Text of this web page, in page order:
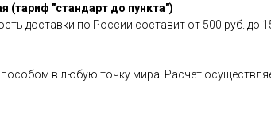
(тариф "стандарт до пункта")
доставки по России составит от 500 руб. до
в любую точку мира. Расчет